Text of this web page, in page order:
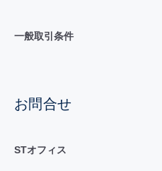
一般取引条件
お問合せ
STオフィス